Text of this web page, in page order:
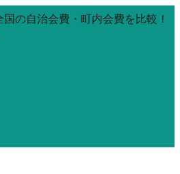
国の自治会費・町内会費を比較！